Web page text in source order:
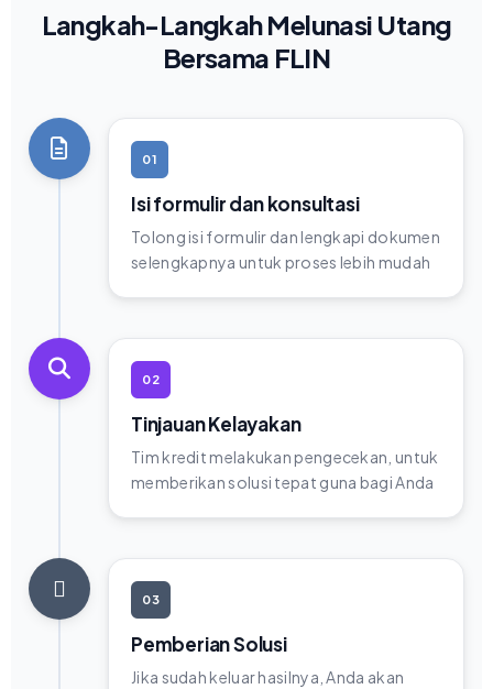
Langkah-Langkah Melunasi Utang
Bersama FLIN
01
Isi formulir dan konsultasi
Tolong isi formulir dan lengkapi dokumen
selengkapnya untuk proses lebih mudah
02
Tinjauan Kelayakan
Tim kredit melakukan pengecekan, untuk
memberikan solusi tepat guna bagi Anda
03
Pemberian Solusi
Jika sudah keluar hasilnya, Anda akan